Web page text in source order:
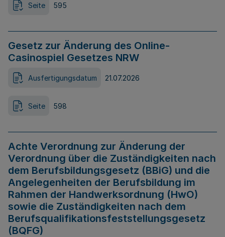
Seite 595
Gesetz zur Änderung des Online-
Casinospiel Gesetzes NRW
Ausfertigungsdatum 21.07.2026
Seite 598
Achte Verordnung zur Änderung der
Verordnung über die Zuständigkeiten nach
dem Berufsbildungsgesetz (BBiG) und die
Angelegenheiten der Berufsbildung im
Rahmen der Handwerksordnung (HwO)
sowie die Zuständigkeiten nach dem
Berufsqualifikationsfeststellungsgesetz
(BQFG)